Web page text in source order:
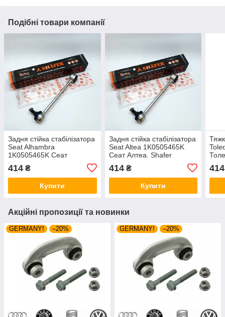
Подібні товари компанії
Задня стійка стабілізатора
Seat Alhambra
1K0505465K Сеат
Альхамбра. Shafer Австрія
414 ₴
Купити
Задня стійка стабілізатора
Seat Altea 1K0505465K
Сеат Алтеа. Shafer
414₴
Купити
414
Акційні пропозиції та новинки
GERMANY! –20% GERMANY! –20%